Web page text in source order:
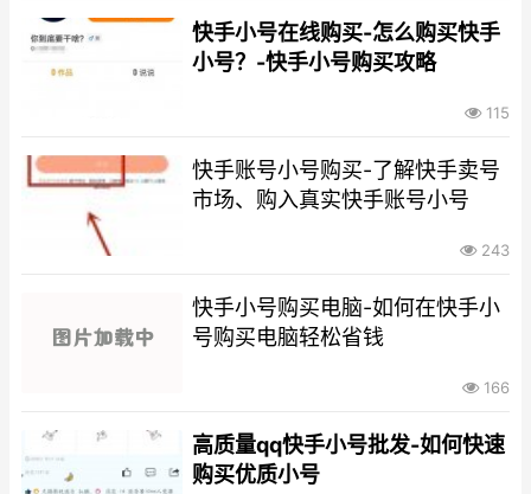
快手小号在线购买-怎么购买快手
小号？-快手小号购买攻略
115
快手账号小号购买-了解快手卖号
市场、购入真实快手账号小号
243
快手小号购买电脑-如何在快手小
号购买电脑轻松省钱
166
高质量qq快手小号批发-如何快速
购买优质小号